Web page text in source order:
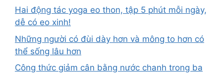
Hai động tác yoga eo thon, tập 5 phút mỗi ngày,
dễ có eo xinh!
Những người có đùi dày hơn và mông to hơn có
thể sống lâu hơn
Công thức giảm cân bằng nước chanh trong ba